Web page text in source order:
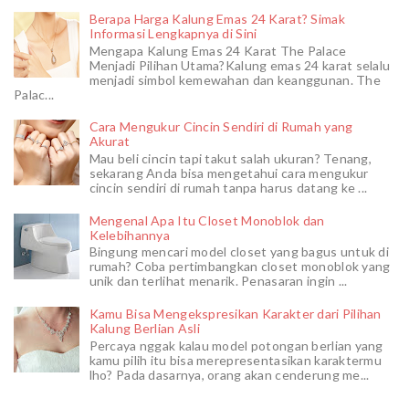
Berapa Harga Kalung Emas 24 Karat? Simak
Informasi Lengkapnya di Sini
Mengapa Kalung Emas 24 Karat The Palace
Menjadi Pilihan Utama?Kalung emas 24 karat selalu
menjadi simbol kemewahan dan keanggunan. The
Palac...
Cara Mengukur Cincin Sendiri di Rumah yang
Akurat
Mau beli cincin tapi takut salah ukuran? Tenang,
sekarang Anda bisa mengetahui cara mengukur
cincin sendiri di rumah tanpa harus datang ke ...
Mengenal Apa Itu Closet Monoblok dan
Kelebihannya
Bingung mencari model closet yang bagus untuk di
rumah? Coba pertimbangkan closet monoblok yang
unik dan terlihat menarik. Penasaran ingin ...
Kamu Bisa Mengekspresikan Karakter dari Pilihan
Kalung Berlian Asli
Percaya nggak kalau model potongan berlian yang
kamu pilih itu bisa merepresentasikan karaktermu
lho? Pada dasarnya, orang akan cenderung me...